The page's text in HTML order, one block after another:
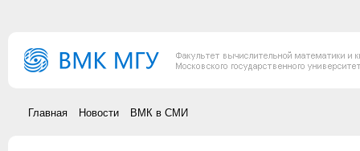
Главная Новости ВМК в СМИ